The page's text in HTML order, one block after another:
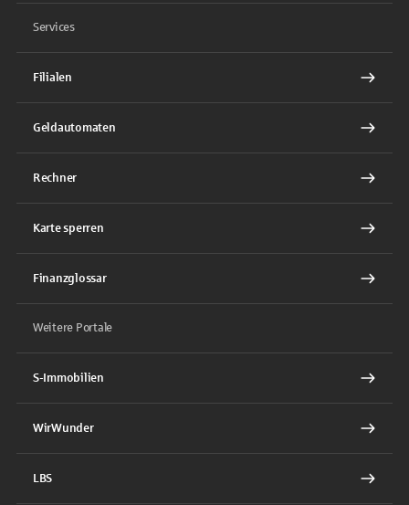
Services
Filialen
Geldautomaten
Rechner
Karte sperren
Finanzglossar
Weitere Portale
S-Immobilien
WirWunder
LBS